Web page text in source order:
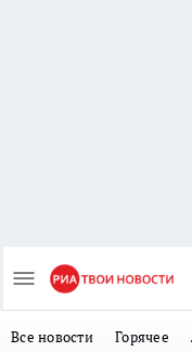
Все новости Горячее